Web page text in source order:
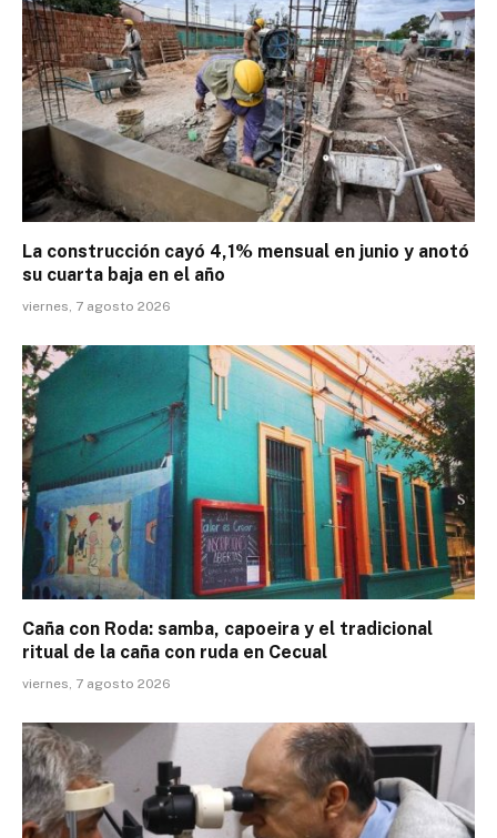
La construcción cayó 4,1% mensual en junio y anotó
su cuarta baja en el año
viernes, 7 agosto 2026
Caña con Roda: samba, capoeira y el tradicional
ritual de la caña con ruda en Cecual
viernes, 7 agosto 2026